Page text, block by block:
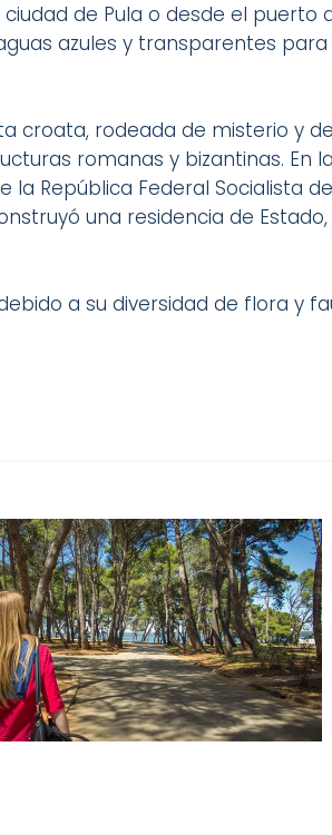
de Pula o desde el puerto
azules y transparentes
croata, rodeada de misterio y
romanas y bizantinas. En
República Federal Socialista
una residencia de
a su diversidad de flora y